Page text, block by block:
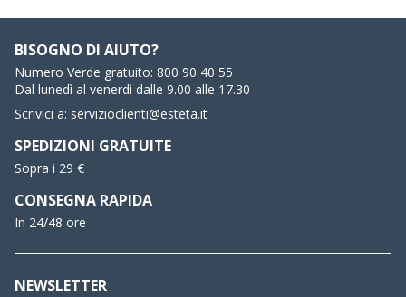
BISOGNO DI AIUTO?
Numero Verde gratuito: 800 90 40 55
Dal lunedì al venerdì dalle 9.00 alle 17.30
Scrivici a: servizioclienti@esteta.it
SPEDIZIONI GRATUITE
Sopra i 29 €
CONSEGNA RAPIDA
In 24/48 ore
NEWSLETTER